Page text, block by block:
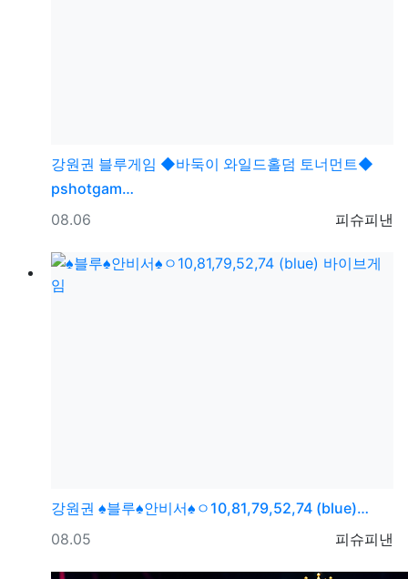
강원권 블루게임 ◆바둑이 와일드홀덤 토너먼트◆
pshotgam…
등록자
피슈피낸
등록일
08.06
강원권 ♠블루♠안비서♠ㅇ10,81,79,52,74 (blue)…
등록자
피슈피낸
등록일
08.05